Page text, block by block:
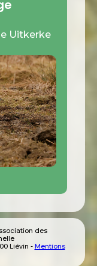
Uitkerke
des
Liévin - Mentions